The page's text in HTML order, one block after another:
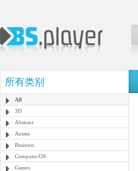
所有类别
All
3D
Abstract
Anime
Business
Computer/OS
Games